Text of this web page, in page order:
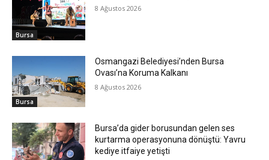
Bursa
8 Ağustos 2026
Bursa
Osmangazi Belediyesi’nden Bursa
Ovası’na Koruma Kalkanı
8 Ağustos 2026
Bursa’da gider borusundan gelen ses
kurtarma operasyonuna dönüştü: Yavru
kediye itfaiye yetişti